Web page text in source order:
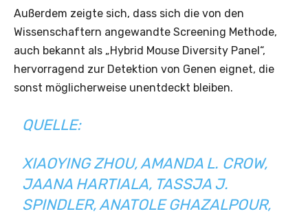
Außerdem zeigte sich, dass sich die von den
Wissenschaftern angewandte Screening Methode,
auch bekannt als „Hybrid Mouse Diversity Panel“,
hervorragend zur Detektion von Genen eignet, die
sonst möglicherweise unentdeckt bleiben.
QUELLE:
XIAOYING ZHOU, AMANDA L. CROW,
JAANA HARTIALA, TASSJA J.
SPINDLER, ANATOLE GHAZALPOUR,